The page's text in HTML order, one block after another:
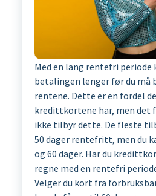
Med en lang rentefri periode
betalingen lenger før du må
rentene. Dette er en fordel
kredittkortene har, men det
ikke tilbyr dette. De fleste
50 dager rentefritt, men du
og 60 dager. Har du
regne med en rentefri
Velger du kort fra